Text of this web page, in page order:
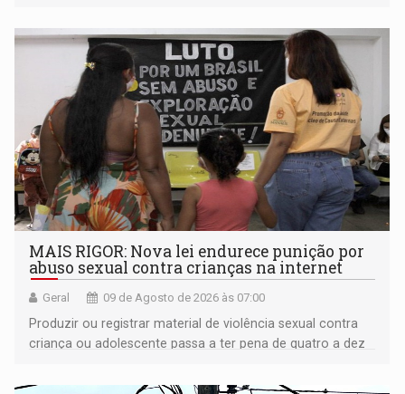
MAIS RIGOR: Nova lei endurece punição por
abuso sexual contra crianças na internet
Geral 09 de Agosto de 2026 às 07:00
Produzir ou registrar material de violência sexual contra
criança ou adolescente passa a ter pena de quatro a dez